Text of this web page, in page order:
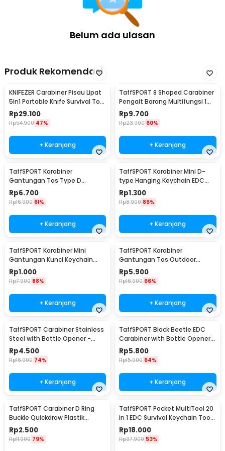
Belum ada ulasan
Produk Rekomendasi
KNIFEZER Carabiner Pisau Lipat
5in1 Portable Knife Survival Tool
EDC - ED30
Rp29.100
Rp54.900 47%
+ Keranjang
TaffSPORT 8 Shaped Carabiner
Pengait Barang Multifungsi 1
PCS - AT30
Rp9.700
Rp23.900 60%
+ Keranjang
TaffSPORT Karabiner
Gantungan Tas Type D
Quickdraw Outdoor Aluminium
- AT12
Rp6.700
Rp16.900 61%
+ Keranjang
TaffSPORT Karabiner Mini D-
type Hanging Keychain EDC
Outdoor Metal - AT36
Rp1.300
Rp8.900 86%
+ Keranjang
TaffSPORT Karabiner Mini
Gantungan Kunci Keychain
Hanging Buckle - AT10
Rp1.000
Rp7.900 88%
+ Keranjang
TaffSPORT Karabiner
Gantungan Tas Outdoor
Quickdraw Aluminium Alloy -
AT76
Rp5.900
Rp16.900 66%
+ Keranjang
TaffSPORT Carabiner Stainless
Steel with Bottle Opener -
ED25
Rp4.500
Rp16.900 74%
+ Keranjang
TaffSPORT Black Beetle EDC
Carabiner with Bottle Opener -
ED11
Rp5.800
Rp15.900 64%
+ Keranjang
TaffSPORT Carabiner D Ring
Buckle Quickdraw Plastik
Tactical Outdoor - AT35
Rp2.500
Rp11.900 79%
TaffSPORT Pocket MultiTool 20
in 1 EDC Survival Keychain Tool
- ED26
Rp18.000
Rp37.900 53%